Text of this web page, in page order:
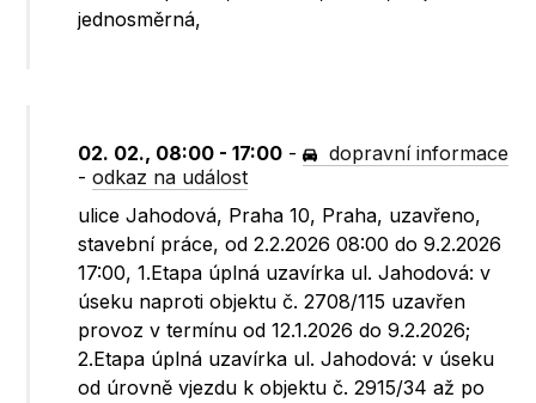
jednosměrná,
02. 02., 08:00 - 17:00 -
dopravní informace
-odkaz na událost
ulice Jahodová, Praha 10, Praha, uzavřeno,
stavební práce, od 2.2.2026 08:00 do 9.2.2026
17:00, 1.Etapa úplná uzavírka ul. Jahodová: v
úseku naproti objektu č. 2708/115 uzavřen
provoz v termínu od 12.1.2026 do 9.2.2026;
2.Etapa úplná uzavírka ul. Jahodová: v úseku
od úrovně vjezdu k objektu č. 2915/34 až po